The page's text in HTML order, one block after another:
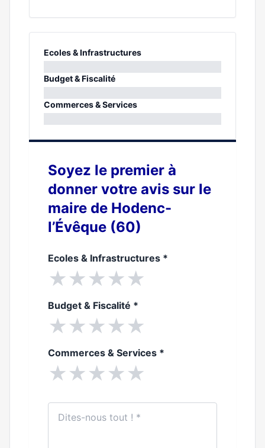
Ecoles & Infrastructures
0%
Budget & Fiscalité
0%
Commerces & Services
Soyez le premier à
donner votre avis sur le
maire de Hodenc-
l’Évêque (60)
Ecoles & Infrastructures *
★★★★★
Budget & Fiscalité *
★★★★★
Commerces & Services *
★★★★★